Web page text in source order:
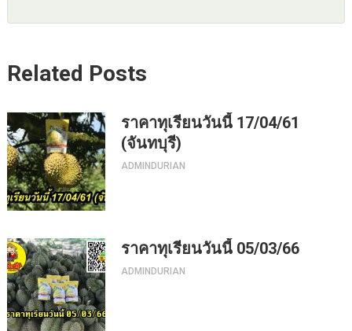
Related Posts
ราคาทุเรียนวันนี้ 17/04/61
(จันทบุรี)
ADMINDURIAN
ราคาทุเรียนวันนี้ 05/03/66
ADMINDURIAN